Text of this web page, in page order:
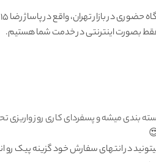
بندی میشه و پسفردای کاری روز
در انتهای سفارش خود گزینه پیک رو